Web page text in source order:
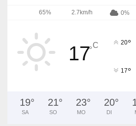
65% 2.7km/h 0%
17°C 20°
17°
19°
SA
21°
SO
23°
MO
20°
DI